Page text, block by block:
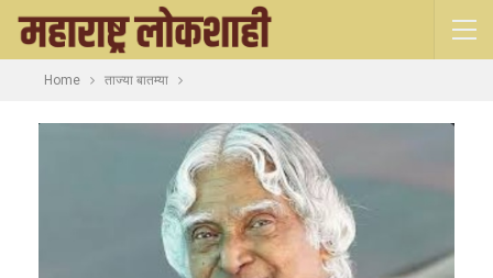
Home ताज्या बातम्या